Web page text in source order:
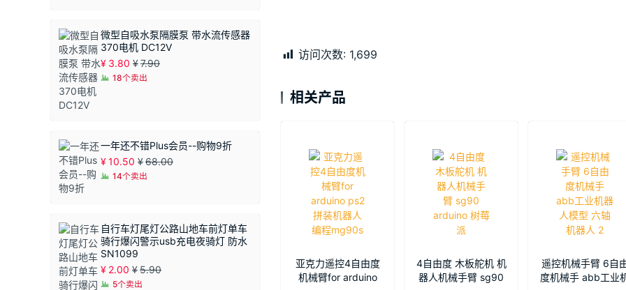
访问次数: 1,699
相关产品
亚克力遥控4自由度
机械臂for arduino
4自由度 木板舵机 机
器人机械手臂 sg90
遥控机械手臂 6自
度机械手 abb工业
微型自吸水泵隔膜泵 带水流传感器
370电机 DC12V
¥ 3.80 ¥7.90
18个卖出
一年还不错Plus会员--购物9折
¥10.50 ¥68.00
14个卖出
自行车灯尾灯公路山地车前灯单车
骑行爆闪警示usb充电夜骑灯 防水
SN1099
¥ 2.00 ¥5.90
5个卖出